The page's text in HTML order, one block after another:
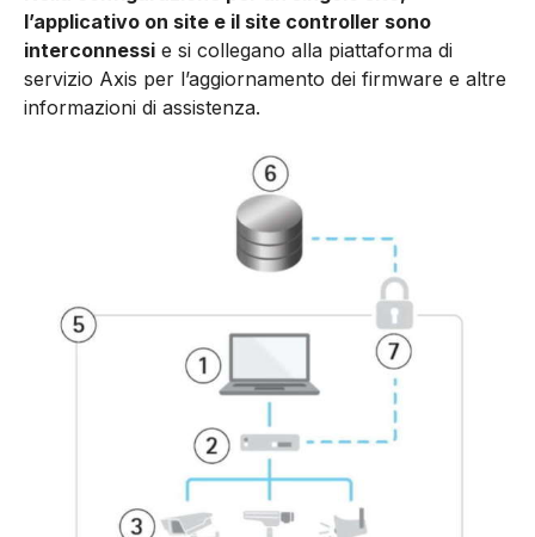
l’applicativo on site e il site controller sono
interconnessi e si collegano alla piattaforma di
servizio Axis per l’aggiornamento dei firmware e altre
informazioni di assistenza.